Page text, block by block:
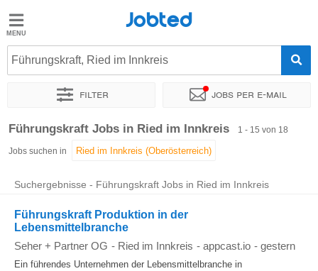
Jobted
Jobs
Jobted
Führungskraft, Ried im Innkreis
Filter Jobs per e-mail
Sortieren nach Genauer Standort Unternehmen
Führungskraft Jobs in Ried im Innkreis 1 - 15 von 18
Jobs suchen in
Suchergebnisse - Führungskraft Jobs in Ried im Innkreis
Führungskraft Produktion in der
Lebensmittelbranche
Seher + Partner OG - Ried im Innkreis - appcast.io - gestern
Ein führendes Unternehmen der Lebensmittelbranche in